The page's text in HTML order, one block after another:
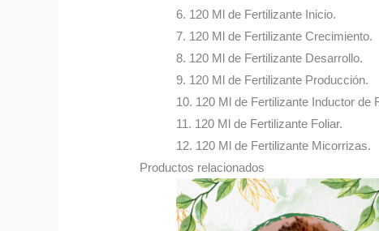
6. 120 Ml de Fertilizante Inicio.
7. 120 Ml de Fertilizante Crecimiento.
8. 120 Ml de Fertilizante Desarrollo.
9. 120 Ml de Fertilizante Producción.
10. 120 Ml de Fertilizante Inductor de
11. 120 Ml de Fertilizante Foliar.
12. 120 Ml de Fertilizante Micorrizas.
Productos relacionados